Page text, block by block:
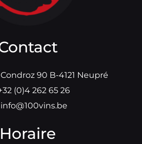
90 B-4121 Neupré
(0)4 262 65 26
info@100vins.be
Horaire